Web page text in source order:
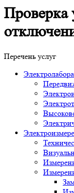
Проверка
Перечень услуг